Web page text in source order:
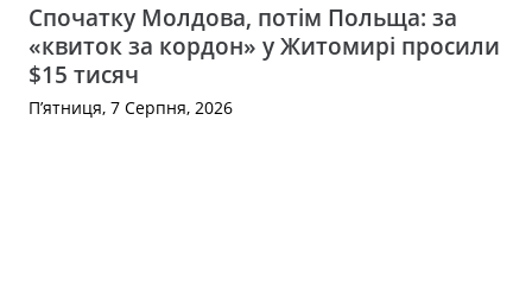
Спочатку Молдова, потім Польща: за
«квиток за кордон» у Житомирі просили
$15 тисяч
П’ятниця, 7 Серпня, 2026